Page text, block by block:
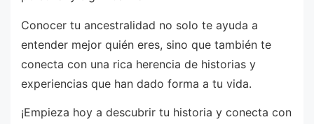
Conocer tu ancestralidad no solo te ayuda a
entender mejor quién eres, sino que también te
conecta con una rica herencia de historias y
experiencias que han dado forma a tu vida.
¡Empieza hoy a descubrir tu historia y conecta con